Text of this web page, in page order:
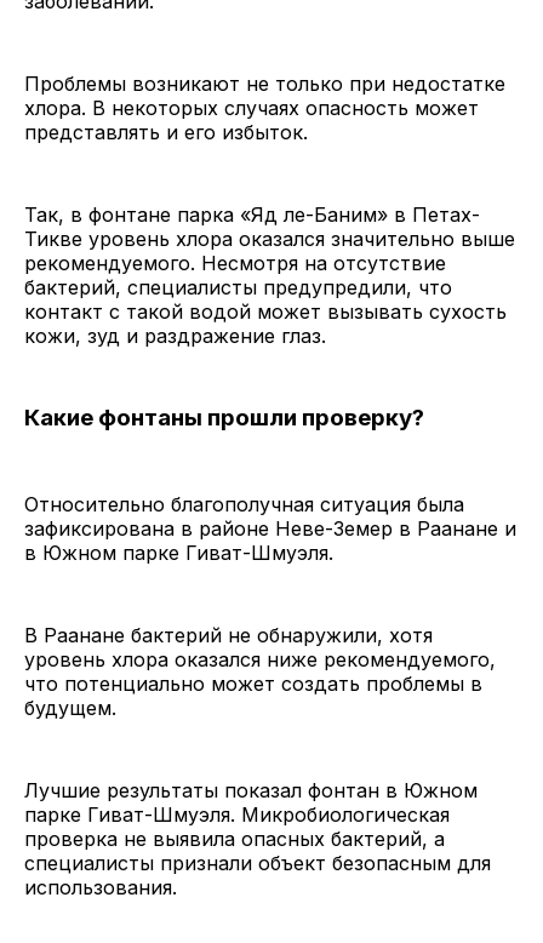
Проблемы возникают не только при недостатке
хлора. В некоторых случаях опасность может
представлять и его избыток.
Так, в фонтане парка «Яд ле-Баним» в Петах-
Тикве уровень хлора оказался значительно выше
рекомендуемого. Несмотря на отсутствие
бактерий, специалисты предупредили, что
контакт с такой водой может вызывать сухость
кожи, зуд и раздражение глаз.
Какие фонтаны прошли проверку?
Относительно благополучная ситуация была
зафиксирована в районе Неве-Земер в Раанане и
в Южном парке Гиват-Шмуэля.
В Раанане бактерий не обнаружили, хотя
уровень хлора оказался ниже рекомендуемого,
что потенциально может создать проблемы в
будущем.
Лучшие результаты показал фонтан в Южном
парке Гиват-Шмуэля. Микробиологическая
проверка не выявила опасных бактерий, а
специалисты признали объект безопасным для
использования.